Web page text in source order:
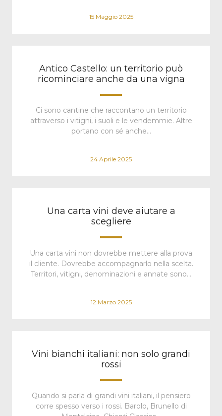
15 Maggio 2025
Antico Castello: un territorio può
ricominciare anche da una vigna
Ci sono cantine che raccontano un territorio
attraverso i vitigni, i suoli e le vendemmie. Altre
portano con sé anche…
24 Aprile 2025
Una carta vini deve aiutare a
scegliere
Una carta vini non dovrebbe mettere alla prova
il cliente. Dovrebbe accompagnarlo nella scelta.
Territori, vitigni, denominazioni e annate sono…
12 Marzo 2025
Vini bianchi italiani: non solo grandi
rossi
Quando si parla di grandi vini italiani, il pensiero
corre spesso verso i rossi. Barolo, Brunello di